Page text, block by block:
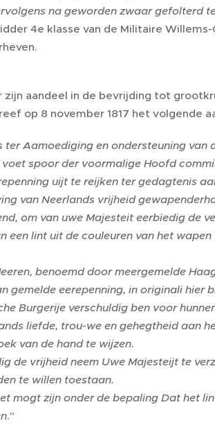
na geworden zwaar gefolterd
4e klasse van de Militaire
zijn aandeel in de bevrijding tot
op 8 november 1817 het volgende
Aamoediging en ondersteuning van
spoor der voormalige Hoofd
uijt te reijken ter gedagtenis
van Neerlands vrijheid
om van uwe Majesteit eerbiedig de
een lint uit de couleuren van het
benoemd door meergemelde
gemelde eerepenning, in originali hier
Burgerije verschuldig ben voor
liefde, trou-we en gehegtheid aan
van de hand te wijzen.
de vrijheid neem Uwe Majesteijt te
te willen toestaan.
mogt zijn onder de bepaling Dat het
."